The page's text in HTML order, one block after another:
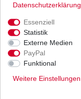
Daten­schutz­erklärung
Essenziell
Statistik
Externe Medien
PayPal
Funktional
Weitere Einstellungen